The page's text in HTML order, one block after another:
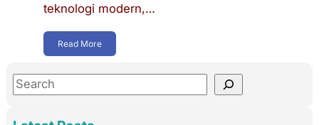
teknologi modern,…
Read More
S
a